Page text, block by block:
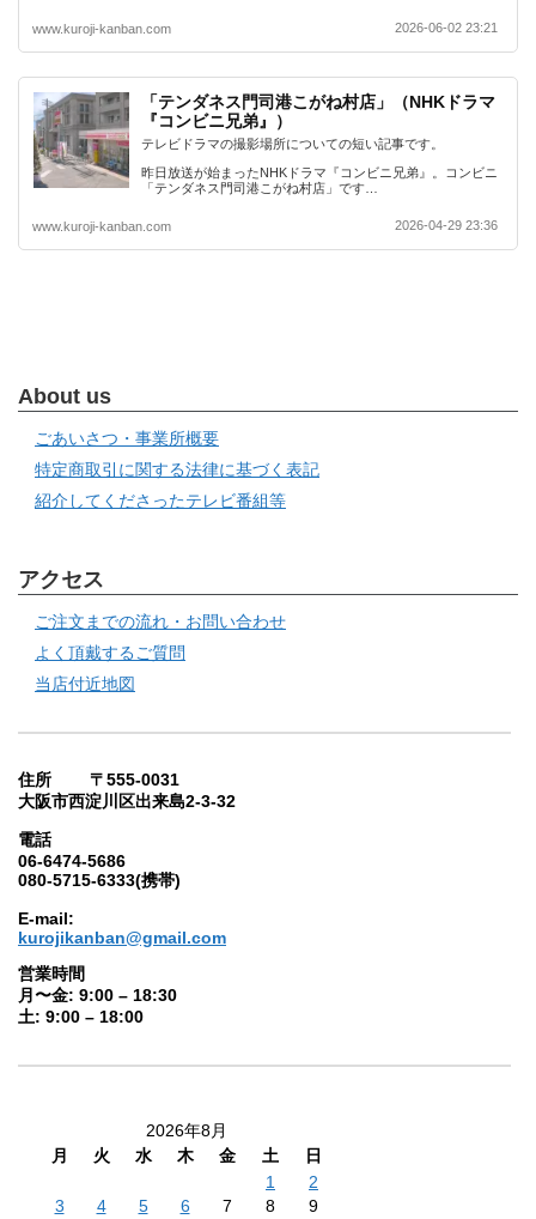
www.kuroji-kanban.com 2026-06-02 23:21
「テンダネス門司港こがね村店」（NHKドラマ
『コンビニ兄弟』）
テレビドラマの撮影場所についての短い記事です。
昨日放送が始まったNHKドラマ『コンビニ兄弟』。コンビニ
「テンダネス門司港こがね村店」です…
www.kuroji-kanban.com 2026-04-29 23:36
About us
ごあいさつ・事業所概要
特定商取引に関する法律に基づく表記
紹介してくださったテレビ番組等
アクセス
ご注文までの流れ・お問い合わせ
よく頂戴するご質問
当店付近地図
住所 〒555-0031
大阪市西淀川区出来島2-3-32
電話
06-6474-5686
080-5715-6333(携帯)
E-mail:
kurojikanban@gmail.com
営業時間
月〜金: 9:00 – 18:30
土: 9:00 – 18:00
2026年8月
月
火 水 木 金 土
日
1
2
3
4 5 6 7 8
9